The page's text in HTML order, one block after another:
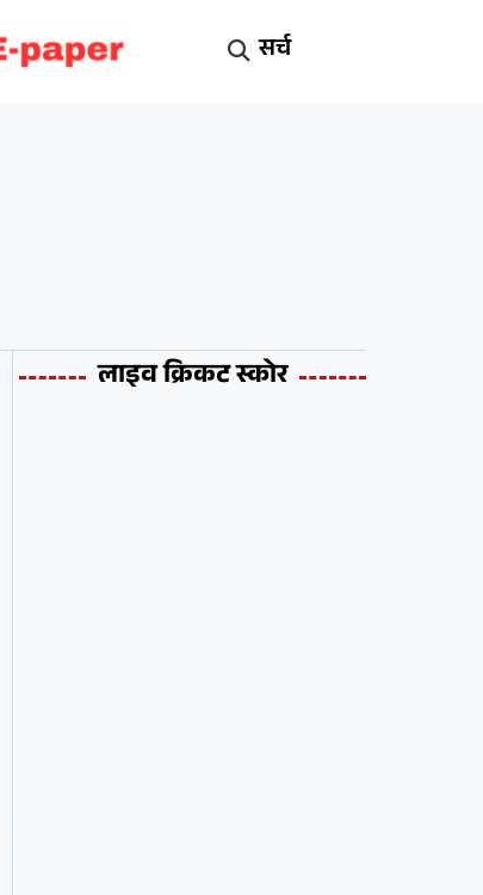
सर्च
लाइव क्रिकट स्कोर